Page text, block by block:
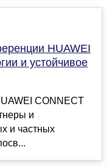
HUAWEI
и устойчивое
CONNECT
и
и частных